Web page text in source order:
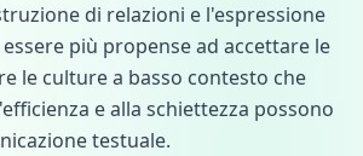
di relazioni e l'espressione
più propense ad accettare le
le culture a basso contesto che
e alla schiettezza possono
testuale.